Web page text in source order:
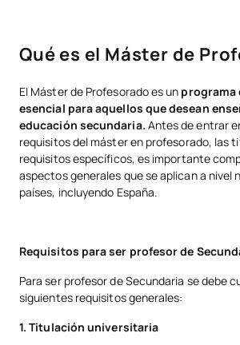
Qué es el Máster de
El Máster de Profesorado es un programa
esencial para aquellos que desean
educación secundaria. Antes de entrar
requisitos del máster en profesorado, las
requisitos específicos, es importante
aspectos generales que se aplican a nivel
países, incluyendo España.
Requisitos para ser profesor de
Para ser profesor de Secundaria se debe
siguientes requisitos generales:
1. Titulación universitaria